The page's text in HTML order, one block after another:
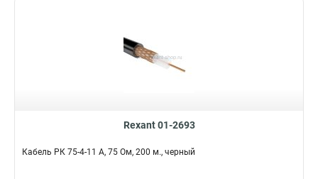
Rexant 01-2693
Кабель РК 75-4-11 А, 75 Ом, 200 м., черный